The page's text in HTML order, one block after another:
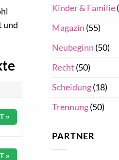
und
»
»
Kinder & Familie
Magazin (55)
Neubeginn (50)
Recht (50)
Scheidung(18)
Trennung(50)
PARTNER